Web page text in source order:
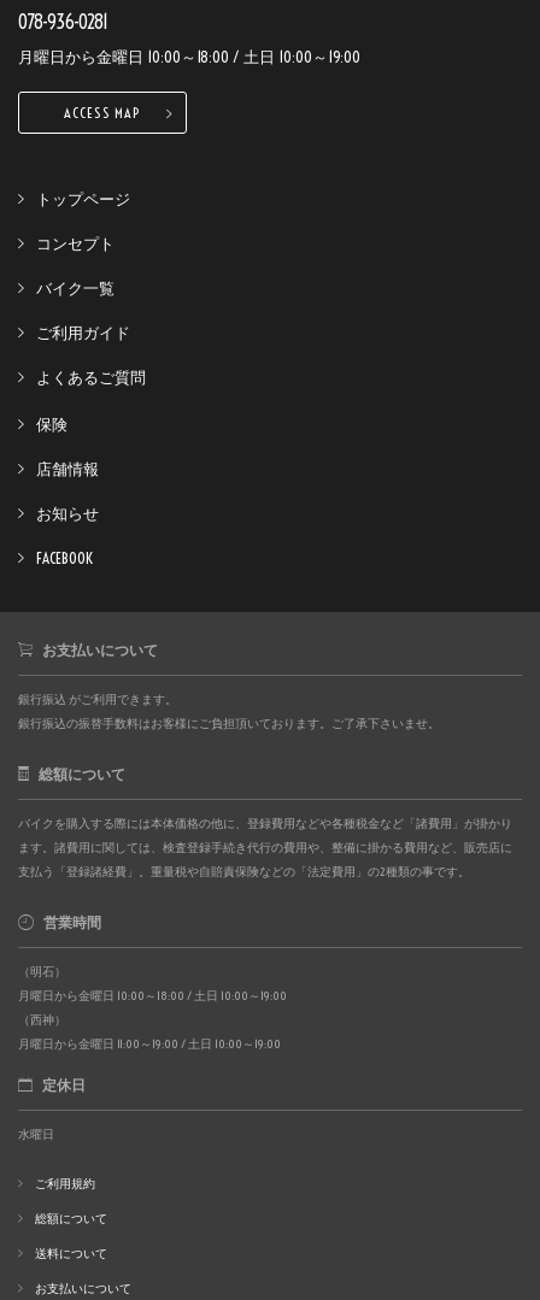
078-936-0281
月曜日から金曜日 10:00～18:00 / 土日 10:00～19:00
ACCESS MAP
トップページ
コンセプト
バイク一覧
ご利用ガイド
よくあるご質問
保険
店舗情報
お知らせ
FACEBOOK
お支払いについて
銀行振込 がご利用できます。
銀行振込の振替手数料はお客様にご負担頂いております。ご了承下さいませ。
総額について
バイクを購入する際には本体価格の他に、登録費用などや各種税金など「諸費用」が掛かり
ます。諸費用に関しては、検査登録手続き代行の費用や、整備に掛かる費用など、販売店に
支払う「登録諸経費」。重量税や自賠責保険などの「法定費用」の2種類の事です。
営業時間
（明石）
月曜日から金曜日 10:00～18:00 / 土日 10:00～19:00
（西神）
月曜日から金曜日 11:00～19:00 / 土日 10:00～19:00
定休日
水曜日
ご利用規約
総額について
送料について
お支払いについて